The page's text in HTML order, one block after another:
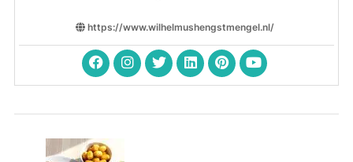
https://www.wilhelmushengstmengel.nl/